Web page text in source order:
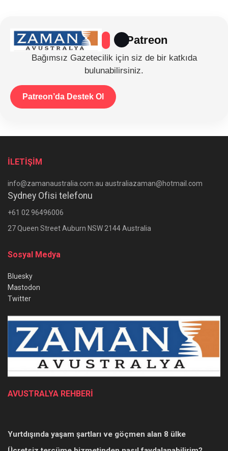
Patreon
Bağımsız Gazetecilik için siz de bir katkıda
bulunabilirsiniz.
Patreon’da Destek Ol
İLETİŞİM
info@zamanaustralia.com.au australiazaman@hotmail.com
Sydney Ofisi telefonu
+61 02 96496006
27 Queen Street Auburn NSW 2144 Australia
Sosyal Medya
Bluesky
Mastodon
Twitter
AVUSTRALYA REHBERİ
Yurtdışında yaşam şartları ve göçmen alan 8 ülke